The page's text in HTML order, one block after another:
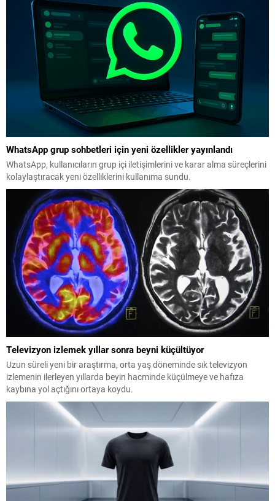
WhatsApp grup sohbetleri için yeni özellikler yayınlandı
WhatsApp, kullanıcıların grup içi iletişimlerini ve karar alma süreçlerini
kolaylaştıracak yeni özelliklerini kullanıma sundu.
Televizyon izlemek yıllar sonra beyni küçültüyor
Uzun süreli yeni bir araştırma, orta yaş döneminde sık televizyon
izlemenin ilerleyen yıllarda beyin hacminde küçülmeye ve hafıza
kaybına yol açtığını ortaya koydu.